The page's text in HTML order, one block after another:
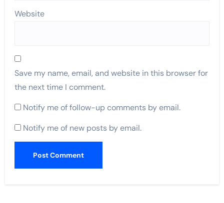
Website
Save my name, email, and website in this browser for
the next time I comment.
Notify me of follow-up comments by email.
Notify me of new posts by email.